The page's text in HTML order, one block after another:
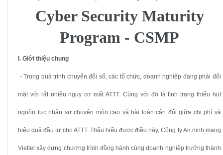
Cyber Security Maturity
Program - CSMP
I. Giới thiệu chung
- Trong quá trình chuyển đổi số, các tổ chức, doanh nghiệp đang phải đối
mặt với rất nhiều nguy cơ mất ATTT. Cùng với đó là tình trạng thiếu hụt
nguồn lực nhân sự chuyên môn cao và bài toán cân đối giữa chi phí và
hiệu quả đầu tư cho ATTT. Thấu hiểu được điều này, Công ty An ninh mạng
Viettel xây dựng chương trình đồng hành cùng doanh nghiệp trưởng thành